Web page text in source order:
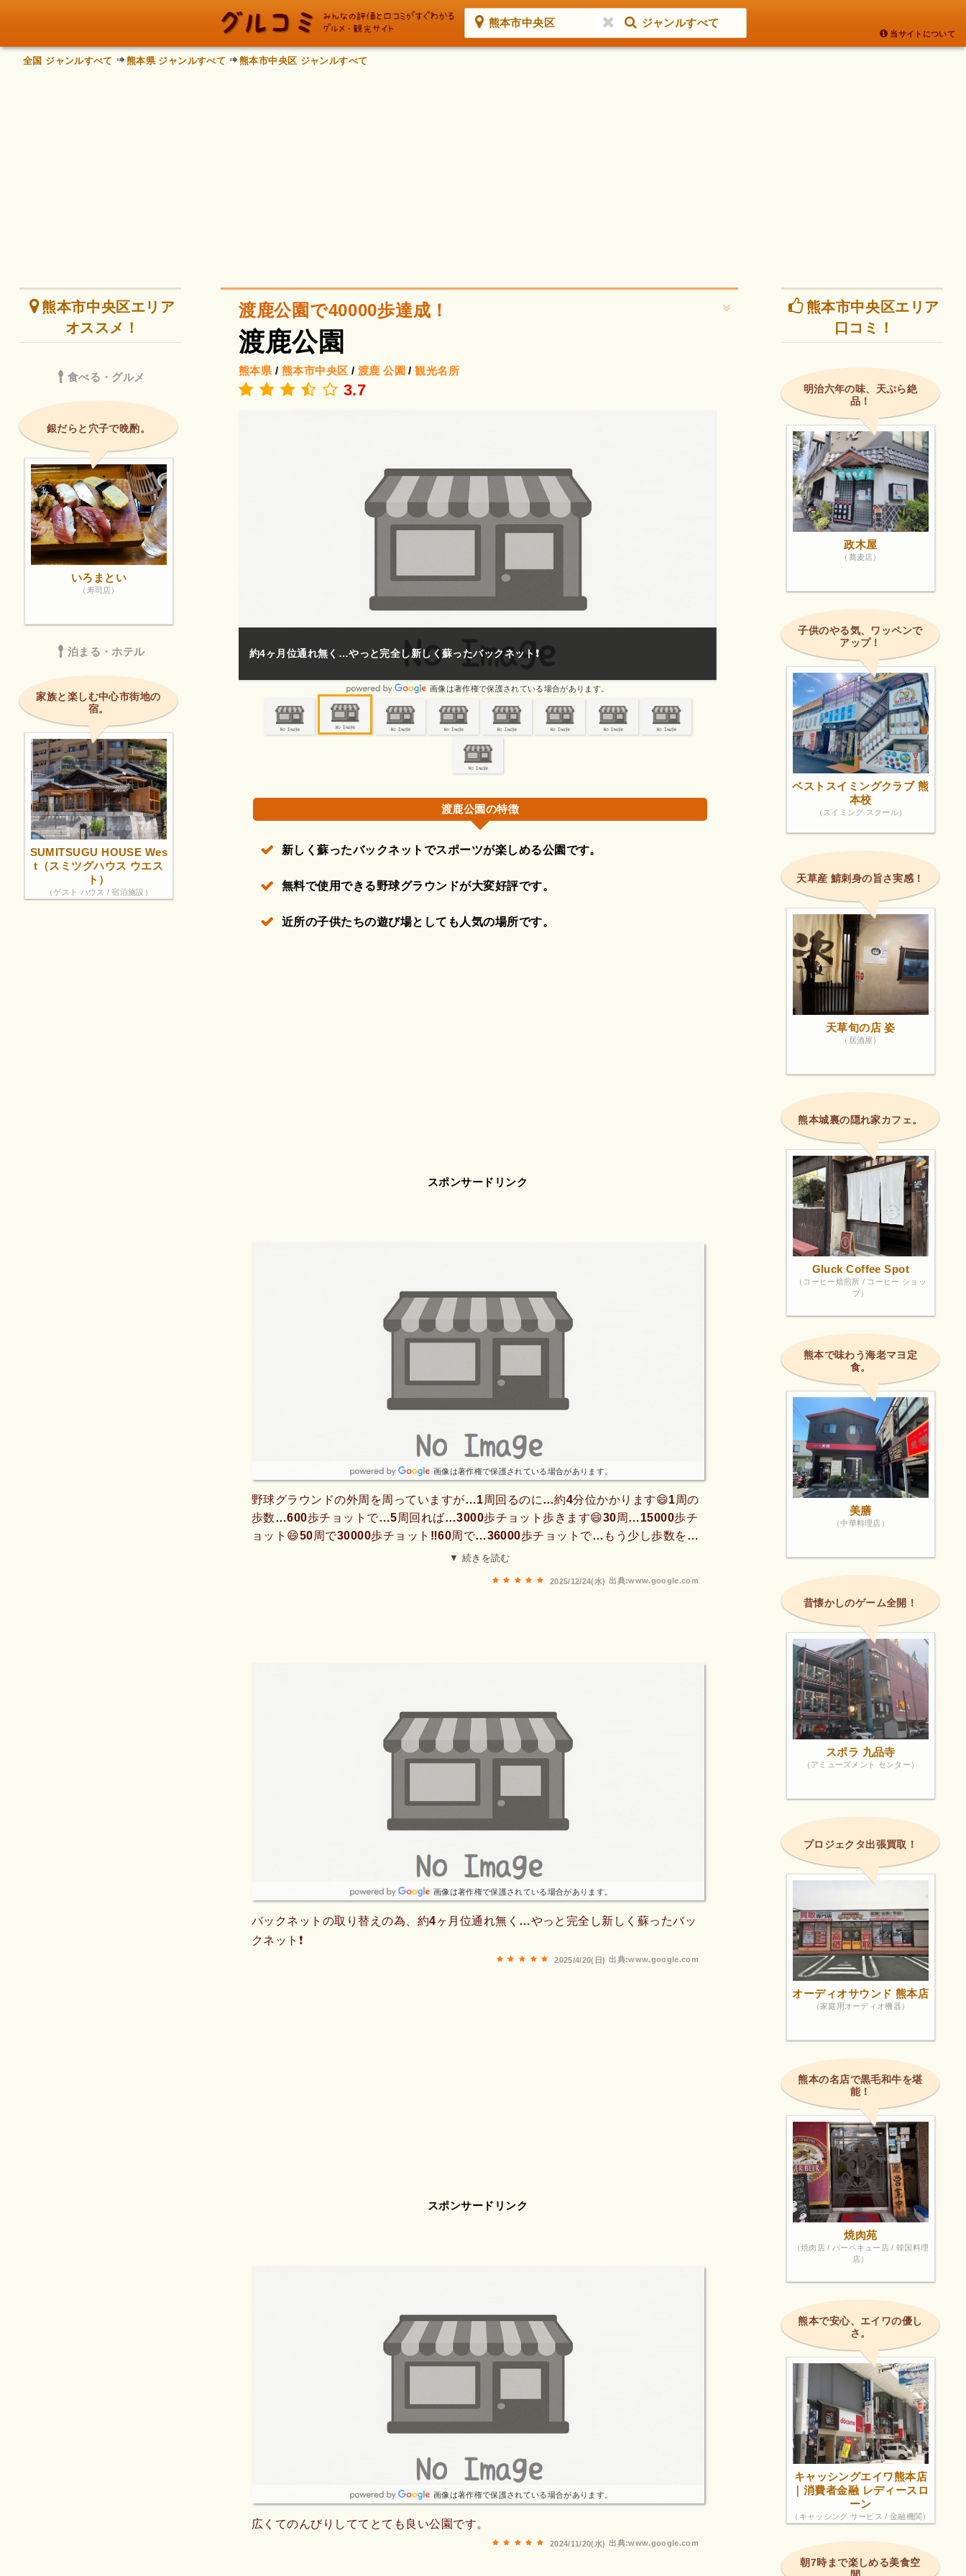
熊本市中央区 ジャンルすべて
当サイトについて
全国 ジャンルすべて 熊本県 ジャンルすべて 熊本市中央区 ジャンルすべて
渡鹿公園で40000歩達成！
渡鹿公園
熊本県 / 熊本市中央区 / 渡鹿 公園 /観光名所
3.7
クネット❗
保護されている場合があります。
広くてのんびりしててとても良い公園です。
画像は著作権で保護されている場合があります。
いい‼️😄 6時30分から始まるラジオ体操する参
画像は著作権
渡鹿公園の特徴
新しく蘇ったバックネットでスポーツが楽しめる公園です。
無料で使用できる野球グラウンドが大変好評です。
近所の子供たちの遊び場としても人気の場所です。
スポンサードリンク
画像は著作権で保護されている場合があります。
野球グラウンドの外周を周っていますが…1周回るのに…約4分位かかります😄1周の
歩数…600歩チョットで…5周回れば…3000歩チョット歩きます😄30周…15000歩チ
ョット😄50周で30000歩チョット‼️60周で…36000歩チョットで…もう少し歩数を増
やしたいなら…住宅街側の歩道を10周若しくは…20周回れば…40000歩行きます😄6
▼ 続きを読む
出典:www.google.com
2025/12/24(水)
画像は著作権で保護されている場合があります。
バックネットの取り替えの為、約4ヶ月位通れ無く…やっと完全し新しく蘇ったバッ
クネット❗
出典:www.google.com
2025/4/20(日)
スポンサードリンク
画像は著作権で保護されている場合があります。
広くてのんびりしててとても良い公園です。
出典:www.google.com
2024/11/20(水)
熊本市中央区エリア
オススメ！
食べる・グルメ
銀だらと穴子で晩酌。
いろまとい
（寿司店）
泊まる・ホテル
家族と楽しむ中心市街地の
宿。
SUMITSUGU HOUSE Wes
t（スミツグハウス ウエス
ト）
（ゲスト ハウス / 宿泊施設）
熊本市中央区エリア
口コミ！
明治六年の味、天ぷら絶
品！
政木屋
（蕎麦店）
子供のやる気、ワッペンで
アップ！
ベストスイミングクラブ 熊
本校
（スイミング スクール）
天草産 鯖刺身の旨さ実感！
天草旬の店 姿
（居酒屋）
熊本城裏の隠れ家カフェ。
Gluck Coffee Spot
（コーヒー焙煎所 / コーヒー ショッ
プ）
熊本で味わう海老マヨ定
食。
美膳
（中華料理店）
昔懐かしのゲーム全開！
スポラ 九品寺
（アミューズメント センター）
プロジェクタ出張買取！
オーディオサウンド 熊本店
（家庭用オーディオ機器）
熊本の名店で黒毛和牛を堪
能！
焼肉苑
（焼肉店 / バーベキュー店 / 韓国料理
店）
熊本で安心、エイワの優し
さ。
キャッシングエイワ熊本店
｜消費者金融 レディースロ
ーン
（キャッシング サービス / 金融機関）
朝7時まで楽しめる美食空